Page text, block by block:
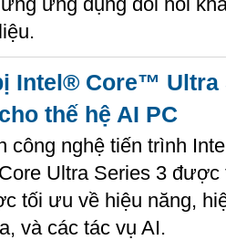
Intel® Core™ Ultra
thế hệ AI PC
công nghệ tiến trình
Ultra Series 3 được
tối ưu về hiệu năng,
và các tác vụ AI.